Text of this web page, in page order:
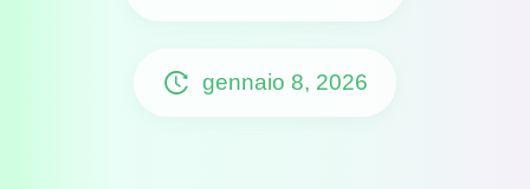
gennaio 8, 2026